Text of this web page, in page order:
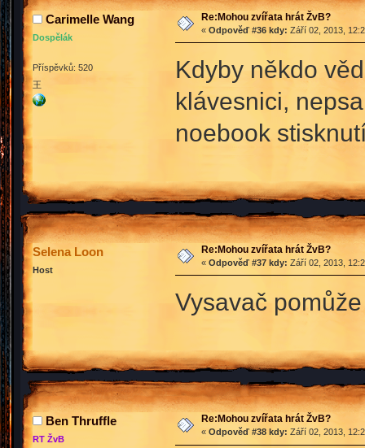
Carimelle Wang
Dospělák
Příspěvků: 520
王
Re:Mohou zvířata hrát ŽvB?
« Odpověď #36 kdy: Září 02, 2013,
Kdyby někdo
klávesnici,
noebook
Selena Loon
Host
Re:Mohou zvířata hrát ŽvB?
« Odpověď #37 kdy: Září 02, 2013,
Vysavač
Ben Thruffle
RT ŽvB
Re:Mohou zvířata hrát ŽvB?
« Odpověď #38 kdy: Září 02, 2013,